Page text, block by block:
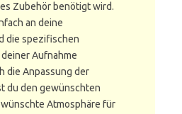
Zubehör benötigt wird.
an deine
die spezifischen
Aufnahme
die Anpassung der
du den gewünschten
Atmosphäre für